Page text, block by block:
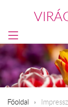
Főoldal